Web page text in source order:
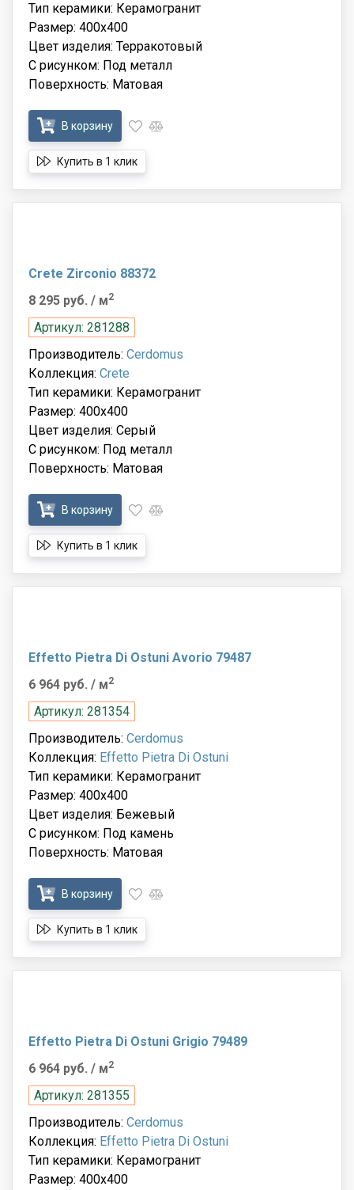
Тип керамики: Керамогранит
Размер: 400x400
Цвет изделия: Терракотовый
С рисунком: Под металл
Поверхность: Матовая
В корзину
Купить в 1 клик
Crete Zirconio 88372
8 295 руб. / м2
Артикул: 281288
Производитель: Cerdomus
Коллекция: Crete
Тип керамики: Керамогранит
Размер: 400x400
Цвет изделия: Серый
С рисунком: Под металл
Поверхность: Матовая
В корзину
Купить в 1 клик
Effetto Pietra Di Ostuni Avorio 79487
6 964 руб. / м2
Артикул: 281354
Производитель: Cerdomus
Коллекция: Effetto Pietra Di Ostuni
Тип керамики: Керамогранит
Размер: 400x400
Цвет изделия: Бежевый
С рисунком: Под камень
Поверхность: Матовая
В корзину
Купить в 1 клик
Effetto Pietra Di Ostuni Grigio 79489
6 964 руб. / м2
Артикул: 281355
Производитель: Cerdomus
Коллекция: Effetto Pietra Di Ostuni
Тип керамики: Керамогранит
Размер: 400x400